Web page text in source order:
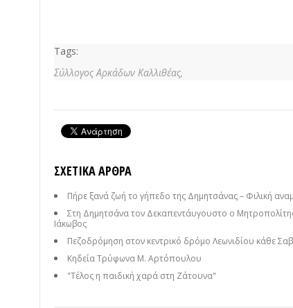
Tags:
Σύλλογος Αρκάδων Καλλιθέας,
ΣΧΕΤΙΚΆ ΆΡΘΡΑ
Πήρε ξανά ζωή το γήπεδο της Δημητσάνας – Φιλική
Στη Δημητσάνα τον Δεκαπεντάυγουστο ο
Ιάκωβος
Πεζοδρόμηση στον κεντρικό δρόμο Λεωνιδίου κάθε
Κηδεία Τρύφωνα Μ. Αρτόπουλου
"Τέλος η παιδική χαρά στη Ζάτουνα"